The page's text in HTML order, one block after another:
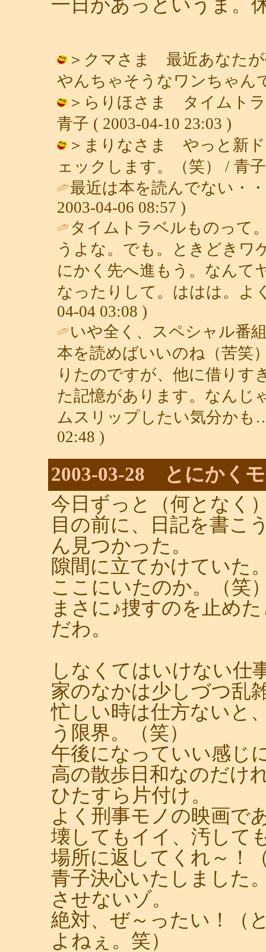
一日があっというま。
＞クマさま 最近あなたが
やんちゃそうなワンちゃん
＞らりほさま タイムトラ
青子 ( 2003-04-10 23:03 )
＞まりなさま やっと新ド
ェックします。（笑） / 青
最近は本を読んでない・
2003-04-06 08:57 )
タイムトラベルものって
うよな。でも。ときどきワ
にかく先へ進もう。なんて
なったりして。ははは。よ
04-04 03:08 )
いや全く、スペシャル番
本を読めばいいのね（苦笑
りたのですが、他に借りす
た記憶があります。なんじ
ムスリップしたい気分か
02:48 )
2003-03-28 とにかく
今日ずっと（何となく
目の前に、日記を書こ
ん見つかった。
隙間に立てかけていた
ここにいたのか。（笑
まさに♪捜すのを止め
だわ。
しなくてはいけない仕
家のなかは少しづつ乱
忙しい時は仕方ないと
う限界。（笑）
午後になっていい感じ
高の散歩日和なのだけ
ひたすら片付け。
よく刑事モノの映画で
壊してもイイ、汚して
場所に返してくれ～！
青子決心いたしました
させないゾ。
絶対、ぜ～ったい！（
よねぇ。笑）